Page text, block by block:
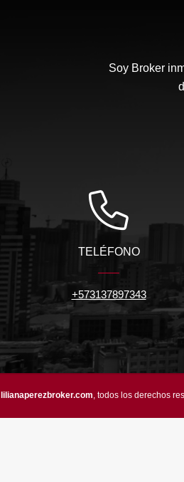
Soy Broker
TELÉFONO
+573137897343
lilianaperezbroker.com , todos los derechos